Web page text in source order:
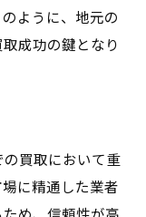
ように、地元の
成功の鍵となり
買取において重
に精通した業者